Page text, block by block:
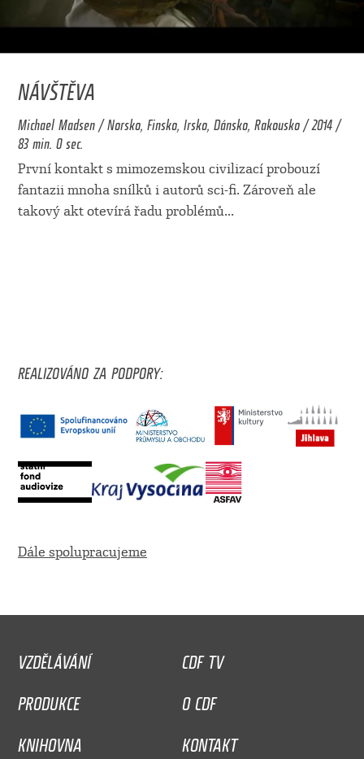
NÁVŠTĚVA
Michael Madsen / Norsko, Finsko, Irsko, Dánsko, Rakousko / 2014 /
83 min. 0 sec.
První kontakt s mimozemskou civilizací probouzí
fantazii mnoha snílků i autorů sci-fi. Zároveň ale
takový akt otevírá řadu problémů...
REALIZOVÁNO ZA PODPORY:
Dále spolupracujeme
VZDĚLÁVÁNÍ
CDF TV
PRODUKCE
O CDF
KNIHOVNA
KONTAKT